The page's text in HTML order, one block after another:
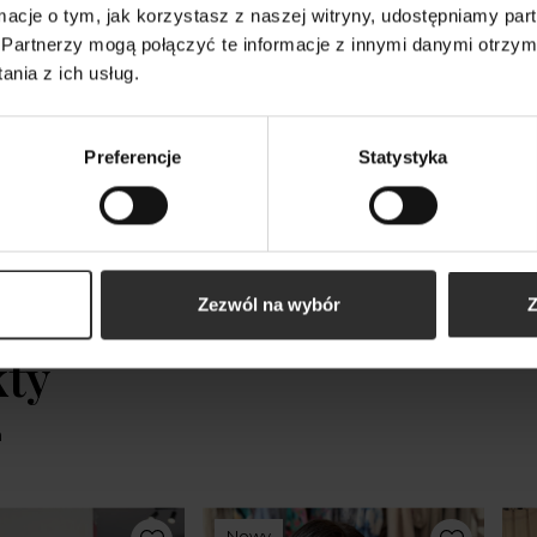
o tym, jak korzystasz z naszej witryny, udostępniamy
mogą połączyć te informacje z innymi danymi
z ich usług.
Preferencje Statystyka
Zezwól na wybór
w kolorze
falbanką
Wiskozowa Kamizelka w